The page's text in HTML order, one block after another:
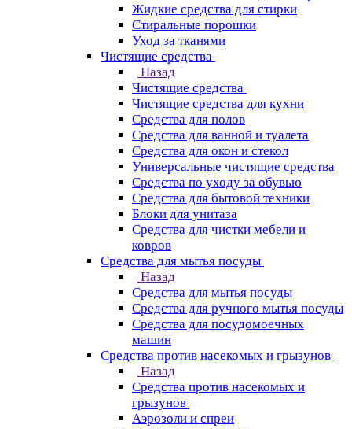
Жидкие средства для стирки
Стиральные порошки
Уход за тканями
Чистящие средства
Назад
Чистящие средства
Чистящие средства для кухни
Средства для полов
Средства для ванной и туалета
Средства для окон и стекол
Универсальные чистящие средства
Средства по уходу за обувью
Средства для бытовой техники
Блоки для унитаза
Средства для чистки мебели и
ковров
Средства для мытья посуды
Назад
Средства для мытья посуды
Средства для ручного мытья посуды
Средства для посудомоечных
машин
Средства против насекомых и грызунов
Назад
Средства против насекомых и
грызунов
Аэрозоли и спреи